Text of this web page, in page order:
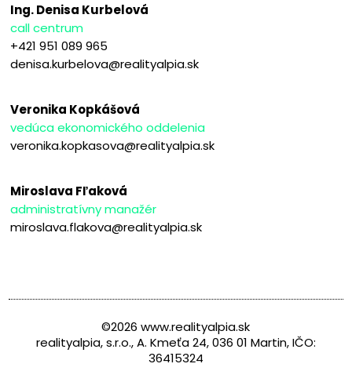
Ing. Denisa Kurbelová
call centrum
+421 951 089 965
denisa.kurbelova@realityalpia.sk
Veronika Kopkášová
vedúca ekonomického oddelenia
veronika.kopkasova@realityalpia.sk
Miroslava Fľaková
administratívny manažér
miroslava.flakova@realityalpia.sk
©2026 www.realityalpia.sk
realityalpia, s.r.o., A. Kmeťa 24, 036 01 Martin, IČO:
36415324